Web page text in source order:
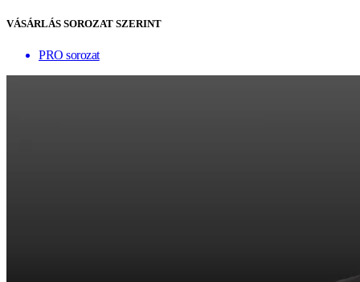
VÁSÁRLÁS SOROZAT SZERINT
PRO sorozat